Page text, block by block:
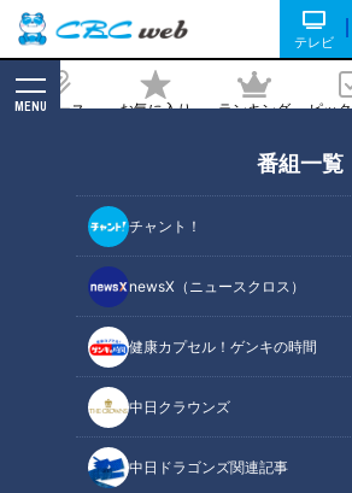
テレビ
ニュース お気に入り ランキング ピッ
MENU
番組一覧
チャント！
newsX（ニュースクロス）
健康カプセル！ゲンキの時間
中日クラウンズ
中日ドラゴンズ関連記事
ぱくな弟 #古川アナ #瀧川ア
#アガルアニメ #春アニメ
2026/06/04 17:44